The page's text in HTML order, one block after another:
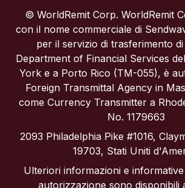
Regno Unito
Spagna
© WorldRemit Corp. WorldRemit
con il nome commerciale di
per il servizio di trasferimento
Department of Financial Services
York e a Porto Rico (TM-055), è
Foreign Transmittal Agency in
come Currency Transmitter a
No. 1179663
2093 Philadelphia Pike #1016,
19703, Stati Uniti
Ulteriori informazioni e
autorizzazione sono disponibili